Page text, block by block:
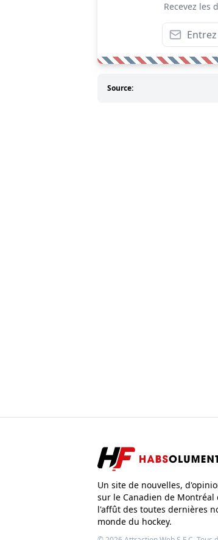
Recevez les
Source:
Un site de nouvelles,
sur le Canadien de Montréal
l'affût des toutes dernières
monde du hockey.